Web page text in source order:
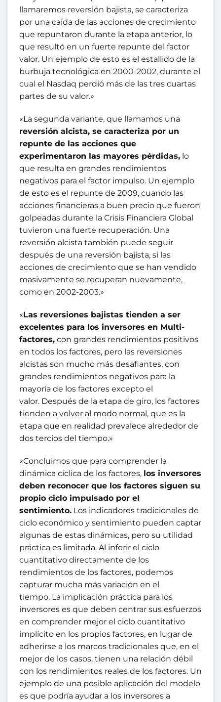
llamaremos reversión bajista, se caracteriza
por una caída de las acciones de crecimiento
que repuntaron durante la etapa anterior, lo
que resultó en un fuerte repunte del factor
valor. Un ejemplo de esto es el estallido de la
burbuja tecnológica en 2000-2002, durante el
cual el Nasdaq perdió más de las tres cuartas
partes de su valor.»
«La segunda variante, que llamamos una
reversión alcista, se caracteriza por un
repunte de las acciones que
experimentaron las mayores pérdidas, lo
que resulta en grandes rendimientos
negativos para el factor impulso. Un ejemplo
de esto es el repunte de 2009, cuando las
acciones financieras a buen precio que fueron
golpeadas durante la Crisis Financiera Global
tuvieron una fuerte recuperación. Una
reversión alcista también puede seguir
después de una reversión bajista, si las
acciones de crecimiento que se han vendido
masivamente se recuperan nuevamente,
como en 2002-2003.»
«Las reversiones bajistas tienden a ser
excelentes para los inversores en Multi-
factores, con grandes rendimientos positivos
en todos los factores, pero las reversiones
alcistas son mucho más desafiantes, con
grandes rendimientos negativos para la
mayoría de los factores excepto el
valor. Después de la etapa de giro, los factores
tienden a volver al modo normal, que es la
etapa que en realidad prevalece alrededor de
dos tercios del tiempo.»
«Concluimos que para comprender la
dinámica cíclica de los factores, los inversores
deben reconocer que los factores siguen su
propio ciclo impulsado por el
sentimiento. Los indicadores tradicionales de
ciclo económico y sentimiento pueden captar
algunas de estas dinámicas, pero su utilidad
práctica es limitada. Al inferir el ciclo
cuantitativo directamente de los
rendimientos de los factores, podemos
capturar mucha más variación en el
tiempo. La implicación práctica para los
inversores es que deben centrar sus esfuerzos
en comprender mejor el ciclo cuantitativo
implícito en los propios factores, en lugar de
adherirse a los marcos tradicionales que, en el
mejor de los casos, tienen una relación débil
con los rendimientos reales de los factores. Un
ejemplo de una posible aplicación del modelo
es que podría ayudar a los inversores a